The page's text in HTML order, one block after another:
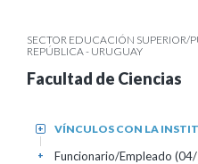
SECTOR EDUCACIÓN SUPERIOR/
REPÚBLICA - URUGUAY
Facultad de Ciencias
VÍNCULOS CON LA
+
Funcionario/Empleado
+